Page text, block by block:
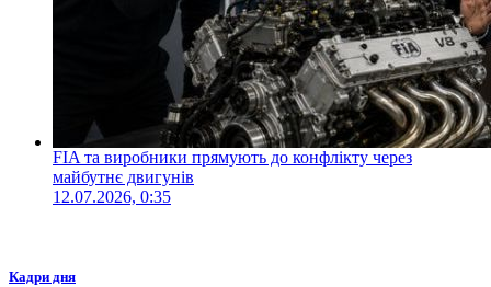
FIA та виробники прямують до конфлікту через
майбутнє двигунів
12.07.2026, 0:35
Кадри дня